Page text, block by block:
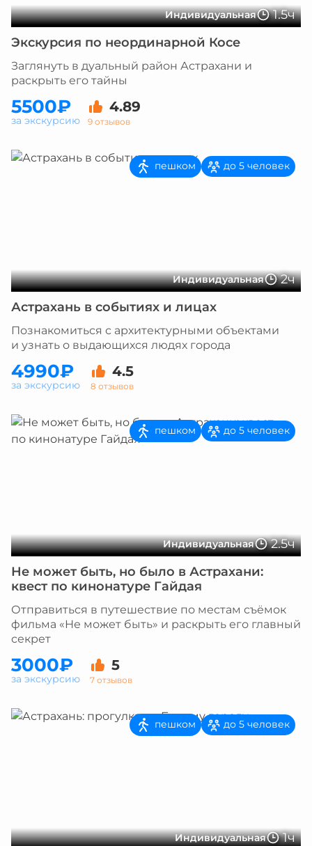
Индивидуальная 1.5ч
Экскурсия по неординарной Косе
Заглянуть в дуальный район Астрахани и
раскрыть его тайны
5500₽ 4.89
9 отзывов
за экскурсию
Индивидуальная 2ч
пешком до 5 человек
Астрахань в событиях и лицах
Познакомиться с архитектурными объектами
и узнать о выдающихся людях города
4990₽ 4.5
8 отзывов
за экскурсию
Индивидуальная 2.5ч
пешком до 5 человек
Не может быть, но было в Астрахани:
квест по кинонатуре Гайдая
Отправиться в путешествие по местам съёмок
фильма «Не может быть» и раскрыть его главный
секрет
3000₽ 5
7 отзывов
за экскурсию
Индивидуальная 1ч
пешком до 5 человек